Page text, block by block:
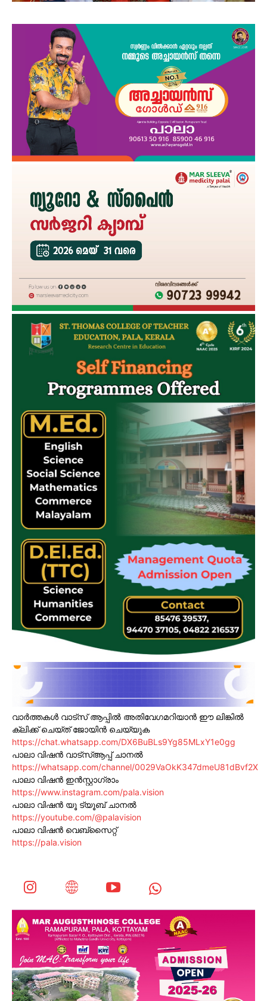
വാർത്തകൾ വാട്സ് ആപ്പിൽ അതിവേഗമറിയാൻ ഈ ലിങ്കിൽ
ക്ലിക്ക് ചെയ്ത് ജോയിൻ ചെയ്യുക
https://chat.whatsapp.com/DX6BuBLs9Yg85MLxY1e0gg
പാലാ വിഷൻ വാട്സ്ആപ്പ് ചാനൽ
https://whatsapp.com/channel/0029VaOkK347dmeU81dBvf2X
പാലാ വിഷൻ ഇൻസ്റ്റാഗ്രാം
https://www.instagram.com/pala.vision
പാലാ വിഷൻ യൂ ട്യൂബ് ചാനൽ
https://youtube.com/@palavision
പാലാ വിഷൻ വെബ്സൈറ്റ്
https://pala.vision